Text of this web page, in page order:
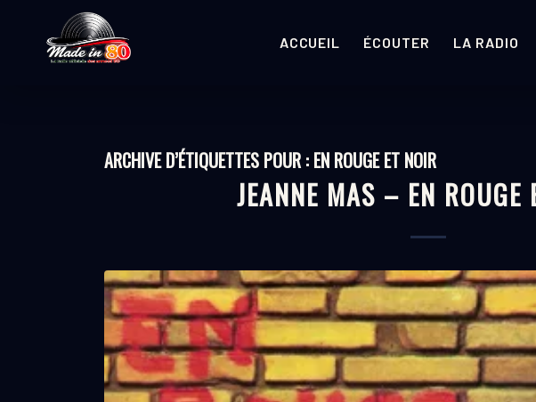
ACCUEIL ÉCOUTER LA RADIO
ARCHIVE D’ÉTIQUETTES POUR : EN ROUGE ET NOIR
JEANNE MAS – EN ROUGE